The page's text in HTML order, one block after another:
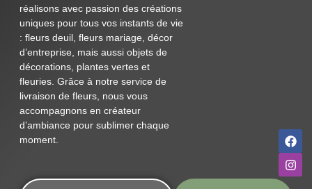
réalisons avec passion des créations
uniques pour tous vos instants de vie
: fleurs deuil, fleurs mariage, décor
d’entreprise, mais aussi objets de
décorations, plantes vertes et
fleuries. Grâce à notre service de
livraison de fleurs, nous vous
accompagnons en créateur
d’ambiance pour sublimer chaque
moment.